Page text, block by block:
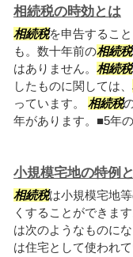
相続税の時効とは
相続税を申告するこ
も。数十年前の相続税
はありません。 相続税
したものに関しては、
っています。 相続税
年があります。■5年
小規模宅地の特例
相続税は小規模宅地
くすることができま
は次のようなものに
は住宅として使われ